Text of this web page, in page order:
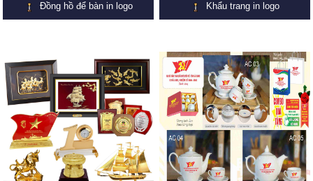
Đồng hồ để bàn in logo Khẩu trang in logo